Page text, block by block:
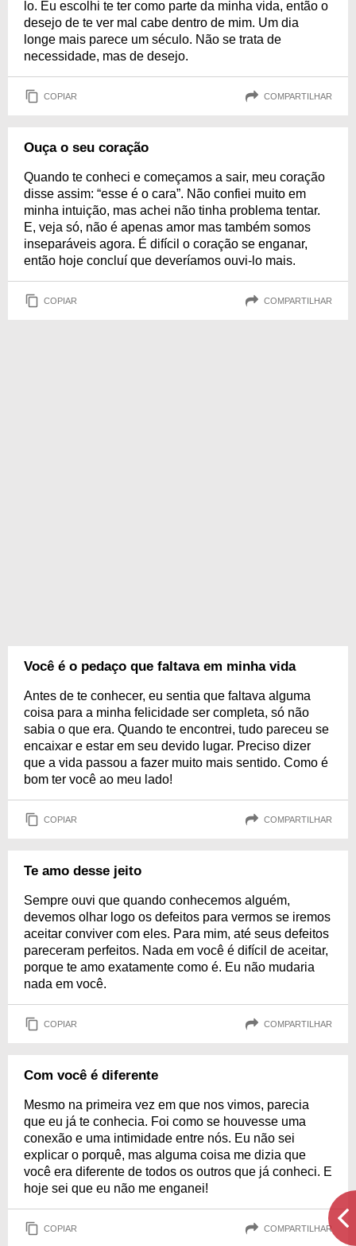
lo. Eu escolhi te ter como parte da minha vida, então o
desejo de te ver mal cabe dentro de mim. Um dia
longe mais parece um século. Não se trata de
necessidade, mas de desejo.
COPIAR COMPARTILHAR
Ouça o seu coração
Quando te conheci e começamos a sair, meu coração
disse assim: “esse é o cara”. Não confiei muito em
minha intuição, mas achei não tinha problema tentar.
E, veja só, não é apenas amor mas também somos
inseparáveis agora. É difícil o coração se enganar,
então hoje concluí que deveríamos ouvi-lo mais.
COPIAR COMPARTILHAR
Você é o pedaço que faltava em minha vida
Antes de te conhecer, eu sentia que faltava alguma
coisa para a minha felicidade ser completa, só não
sabia o que era. Quando te encontrei, tudo pareceu se
encaixar e estar em seu devido lugar. Preciso dizer
que a vida passou a fazer muito mais sentido. Como é
bom ter você ao meu lado!
COPIAR COMPARTILHAR
Te amo desse jeito
Sempre ouvi que quando conhecemos alguém,
devemos olhar logo os defeitos para vermos se iremos
aceitar conviver com eles. Para mim, até seus defeitos
pareceram perfeitos. Nada em você é difícil de aceitar,
porque te amo exatamente como é. Eu não mudaria
nada em você.
COPIAR COMPARTILHAR
Com você é diferente
Mesmo na primeira vez em que nos vimos, parecia
que eu já te conhecia. Foi como se houvesse uma
conexão e uma intimidade entre nós. Eu não sei
explicar o porquê, mas alguma coisa me dizia que
você era diferente de todos os outros que já conheci. E
hoje sei que eu não me enganei!
COPIAR COMPARTILHAR